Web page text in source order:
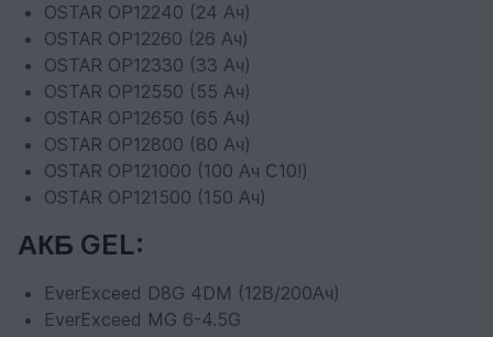
OSTAR OP12240 (24 Ач)
OSTAR OP12260 (26 Ач)
OSTAR OP12330 (33 Ач)
OSTAR OP12550 (55 Ач)
OSTAR OP12650 (65 Ач)
OSTAR OP12800 (80 Ач)
OSTAR OP121000 (100 Ач С10!)
OSTAR OP121500 (150 Ач)
АКБ GEL:
EverExceed D8G 4DM (12В/200Ач)
EverExceed MG 6-4.5G